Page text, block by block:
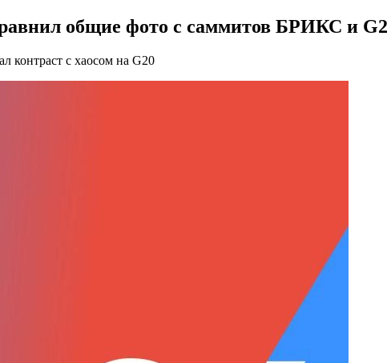
общие фото с саммитов БРИКС и
контраст с хаосом на G20